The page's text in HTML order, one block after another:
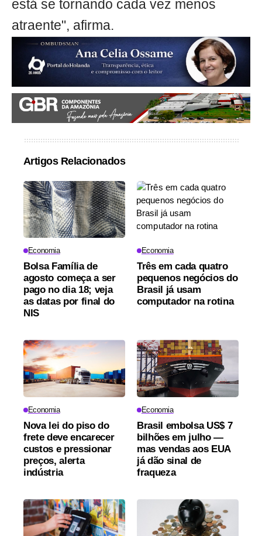
está se tornando cada vez menos
atraente", afirma.
Artigos Relacionados
Economia
Bolsa Família de
agosto começa a ser
pago no dia 18; veja
as datas por final do
NIS
Economia
Três em cada quatro
pequenos negócios do
Brasil já usam
computador na rotina
Economia
Nova lei do piso do
frete deve encarecer
custos e pressionar
preços, alerta
indústria
Economia
Brasil embolsa US$ 7
bilhões em julho —
mas vendas aos EUA
já dão sinal de
fraqueza